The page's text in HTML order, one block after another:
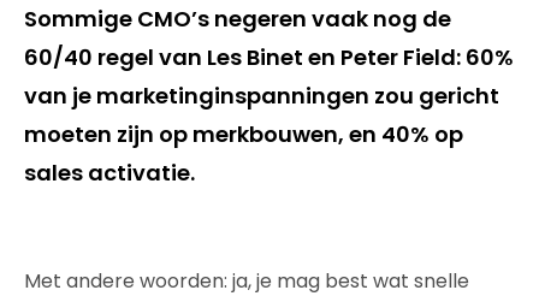
Sommige CMO’s negeren vaak nog de
60/40 regel van Les Binet en Peter Field: 60%
van je marketinginspanningen zou gericht
moeten zijn op merkbouwen, en 40% op
sales activatie.
Met andere woorden: ja, je mag best wat snelle